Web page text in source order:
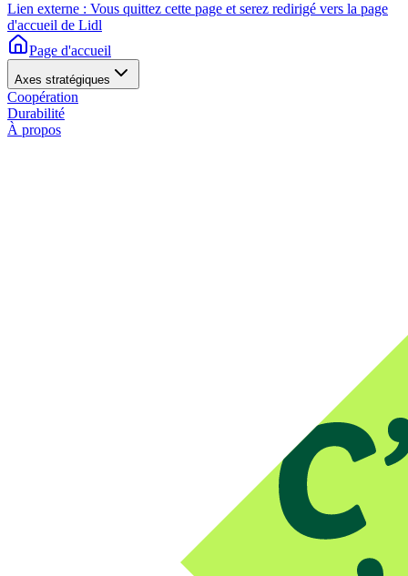
Lien externe : Vous quittez cette page et serez redirigé vers la page
d'accueil de Lidl
Page d'accueil
Axes stratégiques
Coopération
Durabilité
À propos